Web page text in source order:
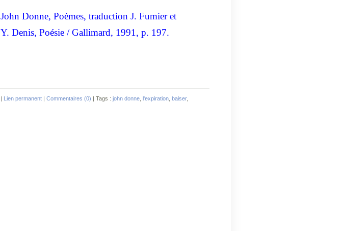
John Donne, Poèmes, traduction J. Fumier et
Y. Denis, Poésie / Gallimard, 1991, p. 197.
| Lien permanent | Commentaires (0) | Tags : john donne l'expiration baiser,